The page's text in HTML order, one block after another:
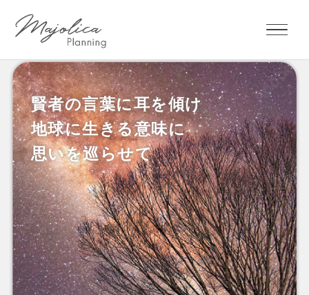
賢者とともに
新たな世界を創造する
リアルサイエンス
ファンタジー
賢者の言葉に耳を傾け
地球に生きる意味に
思いを巡らせて
複雑な社会のなかで
心豊かに生きる
新たな視座を提供します
知識と知恵の宝庫
～聖なる賢者の法則～
● 地球や宇宙を俯瞰するような視野を持ち、人々を共通意
識へと導ける人
● 私利私欲に走らず、他者、社会、世界、地球、宇宙のた
めに生きる人
● 老賢者のように深い叡智を持ちながら、子どものように
純粋な心を持っている人